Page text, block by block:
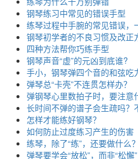
钢琴练习中常见的错误手型
练琴过程中手腕的常见错误，
钢琴初学者的不良习惯及改正
四种方法帮你巧练手型
钢琴声音“虚”的元凶到底谁?
手小，钢琴弹四个音的和弦吃
弹琴总“卡壳”不连贯怎样办？
弹钢琴心里数拍子时，要注意
长时间不弹的谱子会生疏吗？
怎样才能练好钢琴？
如何防止过度练习产生的伤害
练琴，除了“练”，还要做什么？
弹琴要学会“放松”，而非“松懈”